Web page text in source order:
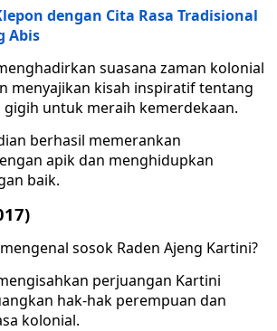
dengan Cita Rasa Tradisional
Abis
suasana zaman kolonial
menyajikan kisah inspiratif tentang
untuk meraih kemerdekaan.
berhasil memerankan
apik dan menghidupkan
baik.
sosok Raden Ajeng Kartini?
perjuangan Kartini
hak-hak perempuan dan
kolonial.